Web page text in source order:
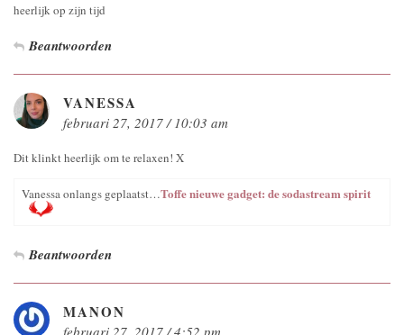
heerlijk op zijn tijd
Beantwoorden
VANESSA
februari 27, 2017 / 10:03 am
Dit klinkt heerlijk om te relaxen! X
Vanessa onlangs geplaatst…Toffe nieuwe gadget: de sodastream spirit
Beantwoorden
MANON
februari 27, 2017 / 4:52 pm